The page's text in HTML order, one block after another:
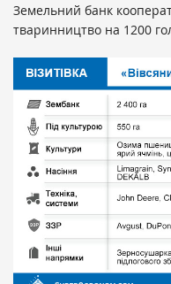
Земельний банк
тваринництво на 1200